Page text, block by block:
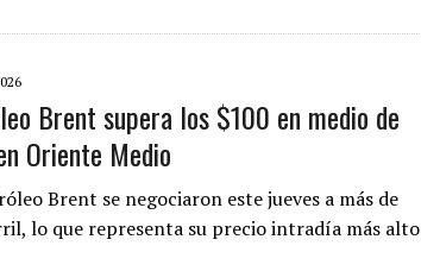
Brent supera los $100 en medio de
Oriente Medio
Brent se negociaron este jueves a más de
lo que representa su precio intradía más alto